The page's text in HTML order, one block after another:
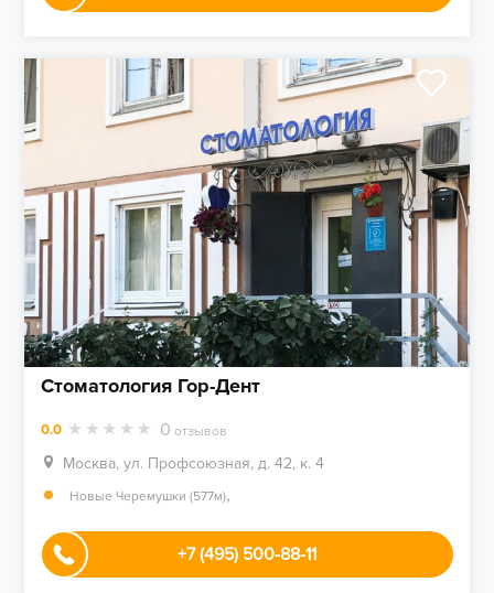
Стоматология Гор-Дент
0.0 0 отзывов
Москва, ул. Профсоюзная, д. 42, к. 4
Новые Черемушки (577м),
+7 (495) 500-88-11